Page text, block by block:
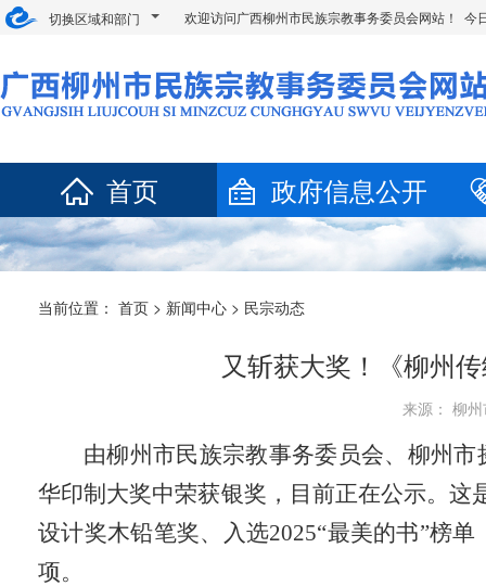
切换区域和部门 欢迎访问广西柳州市民族宗教事务委员会网站！ 今
首页 政府信息公开
当前位置： 首页 > 新闻中心 > 民宗动态
又斩获大奖！《柳州
来源： 柳
由柳州市民族宗教事务委员会、柳州市
华印制大奖中荣获银奖 ， 目前正在公示。这
设计奖木铅笔奖、 入选2025“最美的书”榜单
项。